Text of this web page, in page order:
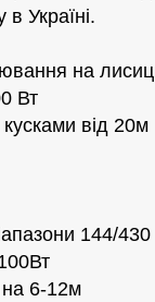
Україні.
на
Вт
від 20м
144/
6-12м